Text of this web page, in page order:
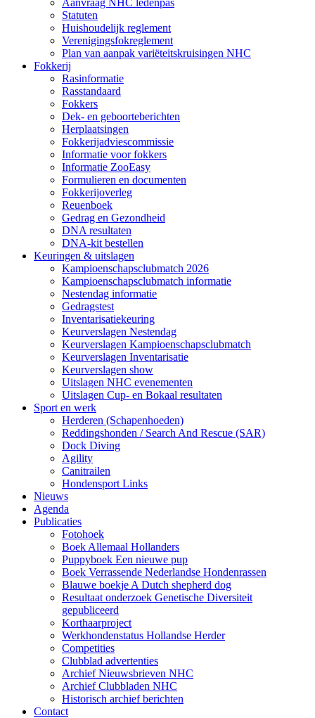
Aanvraag NHC ledenpas
Statuten
Huishoudelijk reglement
Verenigingsfokreglement
Plan van aanpak variëteitskruisingen NHC
Fokkerij
Rasinformatie
Rasstandaard
Fokkers
Dek- en geboorteberichten
Herplaatsingen
Fokkerijadviescommissie
Informatie voor fokkers
Informatie ZooEasy
Formulieren en documenten
Fokkerijoverleg
Reuenboek
Gedrag en Gezondheid
DNA resultaten
DNA-kit bestellen
Keuringen & uitslagen
Kampioenschapsclubmatch 2026
Kampioenschapsclubmatch informatie
Nestendag informatie
Gedragstest
Inventarisatiekeuring
Keurverslagen Nestendag
Keurverslagen Kampioenschapsclubmatch
Keurverslagen Inventarisatie
Keurverslagen show
Uitslagen NHC evenementen
Uitslagen Cup- en Bokaal resultaten
Sport en werk
Herderen (Schapenhoeden)
Reddingshonden / Search And Rescue (SAR)
Dock Diving
Agility
Canitrailen
Hondensport Links
Nieuws
Agenda
Publicaties
Fotohoek
Boek Allemaal Hollanders
Puppyboek Een nieuwe pup
Boek Verrassende Nederlandse Hondenrassen
Blauwe boekje A Dutch shepherd dog
Resultaat onderzoek Genetische Diversiteit
gepubliceerd
Korthaarproject
Werkhondenstatus Hollandse Herder
Competities
Clubblad advertenties
Archief Nieuwsbrieven NHC
Archief Clubbladen NHC
Historisch archief berichten
Contact